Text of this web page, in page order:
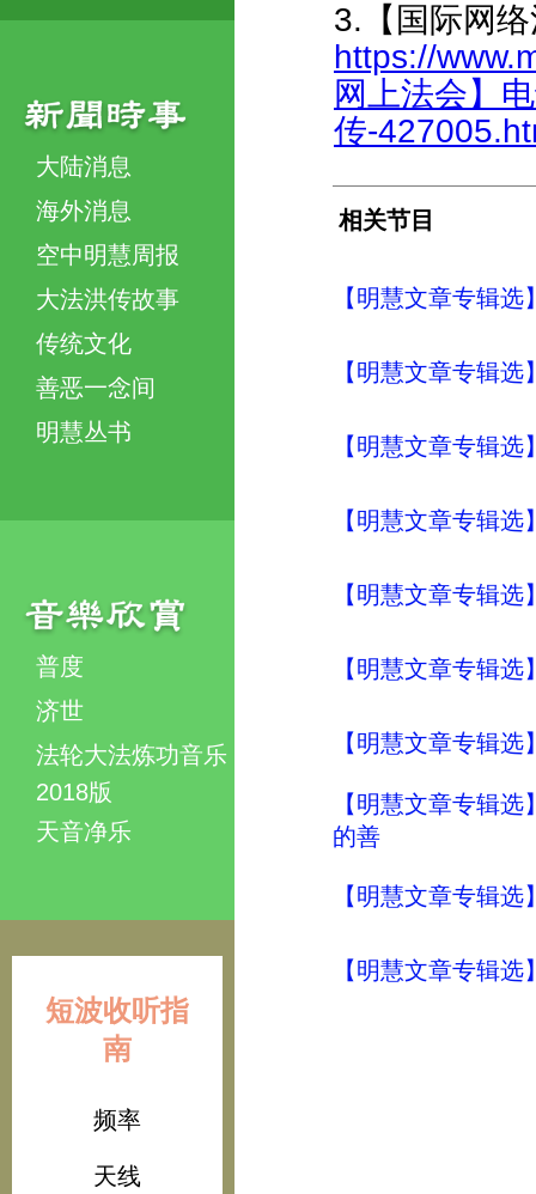
大陆消息
海外消息
空中明慧周报
大法洪传故事
传统文化
善恶一念间
明慧丛书
普度
济世
法轮大法炼功音乐
2018版
天音净乐
短波收听指
南
频率
天线
3.【国际网
https://
网上法会】
传-
相关节目
【明慧文章专辑
【明慧文章专辑
【明慧文章专辑
【明慧文章专辑
【明慧文章专辑
【明慧文章专辑
【明慧文章专辑
【明慧文章专辑
的善
【明慧文章专辑
【明慧文章专辑